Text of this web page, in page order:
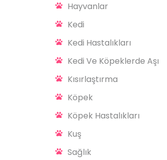
Hayvanlar
Kedi
Kedi Hastalıkları
Kedi Ve Köpeklerde Aşı
Kısırlaştırma
Köpek
Köpek Hastalıkları
Kuş
Sağlık